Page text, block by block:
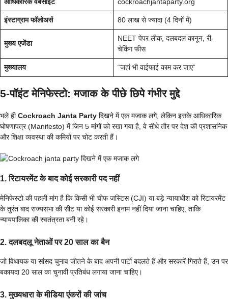
इंस्टाग्राम फॉलोअर्स 80 लाख से ज्यादा (4 दिनों में)
मुख्य एजेंडा
NEET पेपर लीक, दलबदल कानून, री-
चेकिंग फीस
मुख्यालय “जहां भी वाईफाई काम कर जाए”
5-पॉइंट मेनिफेस्टो: मजाक के पीछे छिपे गंभीर मुद्दे
भले हीCockroach Janta Party दिखने में एक मजाक लगे, लेकिन इसके आधिकारिक
घोषणापत्र (Manifesto) में जिन 5 मांगों को रखा गया है, वे सीधे तौर पर देश की प्रशासनिक
और शिक्षा व्यवस्था की कमियों पर चोट करती हैं।
1. रिटायरमेंट के बाद कोई सरकारी पद नहीं
मेनिफेस्टो की पहली मांग है कि किसी भी चीफ जस्टिस (CJI) या बड़े न्यायाधीश को रिटायरमेंट
के तुरंत बाद राज्यसभा की सीट या कोई सरकारी इनाम नहीं दिया जाना चाहिए, ताकि
न्यायपालिका की स्वतंत्रता बनी रहे।
2. दलबदलू नेताओं पर 20 साल का बैन
जो विधायक या सांसद चुनाव जीतने के बाद अपनी पार्टी बदलते हैं और सरकारें गिराते हैं, उन पर
बकायदा 20 साल का चुनावी प्रतिबंध लगाया जाना चाहिए।
3. मुख्यधारा के मीडिया एंकरों की जांच